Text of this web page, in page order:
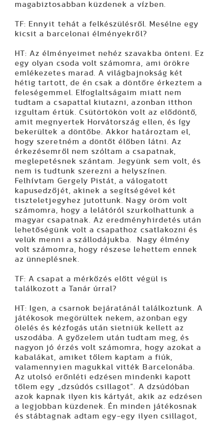
magabiztosabban küzdenek a vízben.
TF: Ennyit tehát a felkészülésről. Mesélne egy
kicsit a barcelonai élményekről?
HT: Az élményeimet nehéz szavakba önteni. Ez
egy olyan csoda volt számomra, ami örökre
emlékezetes marad. A világbajnokság két
hétig tartott, de én csak a döntőre érkeztem a
feleségemmel. Elfoglaltságaim miatt nem
tudtam a csapattal kiutazni, azonban itthon
izgultam értük. Csütörtökön volt az elődöntő,
amit megnyertek Horvátország ellen, és így
bekerültek a döntőbe. Akkor határoztam el,
hogy szeretném a döntőt élőben látni. Az
érkezésemről nem szóltam a csapatnak,
meglepetésnek szántam. Jegyünk sem volt, és
nem is tudtunk szerezni a helyszínen.
Felhívtam Gergely Pistát, a válogatott
kapusedzőjét, akinek a segítségével két
tiszteletjegyhez jutottunk. Nagy öröm volt
számomra, hogy a lelátóról szurkolhattunk a
magyar csapatnak. Az eredményhirdetés után
lehetőségünk volt a csapathoz csatlakozni és
velük menni a szállodájukba. Nagy élmény
volt számomra, hogy részese lehettem ennek
az ünneplésnek.
TF: A csapat a mérkőzés előtt végül is
találkozott a Tanár úrral?
HT: Igen, a csarnok bejáratánál találkoztunk. A
játékosok megörültek nekem, azonban egy
ölelés és kézfogás után sietniük kellett az
uszodába. A győzelem után tudtam meg, és
nagyon jó érzés volt számomra, hogy azokat a
kabalákat, amiket tőlem kaptam a fiúk,
valamennyien magukkal vitték Barcelonába.
Az utolsó erőnléti edzésen mindenki kapott
tőlem egy „dzsúdós csillagot”. A dzsúdóban
azok kapnak ilyen kis kártyát, akik az edzésen
a legjobban küzdenek. Én minden játékosnak
és stábtagnak adtam egy-egy ilyen csillagot,